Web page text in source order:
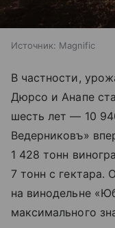
Источник: Magnific
В частности,
Дюрсо и Анапе
шесть лет — 10
Ведерниковъ»
1 428 тонн
7 тонн с гектара.
на винодельне
максимального